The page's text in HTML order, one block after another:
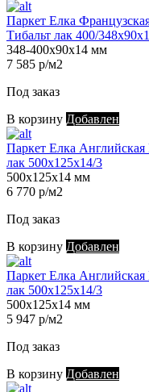
Паркет Елка
Тибальт лак 400/
348-400х90х14 мм
7 585 р/м2
Под заказ
В корзину Добавлен
Паркет Елка
лак 500х125х14/3
500х125х14 мм
6 770 р/м2
Под заказ
В корзину Добавлен
Паркет Елка
лак 500х125х14/3
500х125х14 мм
5 947 р/м2
Под заказ
В корзину Добавлен